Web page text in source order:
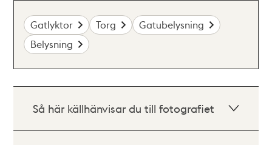
Gatlyktor Torg
Gatubelysning
Belysning
Så här källhänvisar du till fotografiet